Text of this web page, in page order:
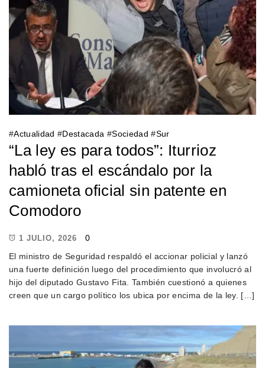
#Actualidad #Destacada #Sociedad #Sur
“La ley es para todos”: Iturrioz
habló tras el escándalo por la
camioneta oficial sin patente en
Comodoro
1 JULIO, 2026
0
El ministro de Seguridad respaldó el accionar policial y lanzó
una fuerte definición luego del procedimiento que involucró al
hijo del diputado Gustavo Fita. También cuestionó a quienes
creen que un cargo político los ubica por encima de la ley. […]